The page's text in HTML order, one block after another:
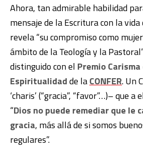
Ahora, tan admirable habilidad
mensaje de la Escritura con la
revela “su compromiso como
ámbito de la Teología y la
distinguido con el Premio
Espiritualidadde laCONFER. Un
‘charis’ (“gracia”, “favor”…)– que
“Dios no puede remediar que le
gracia, más allá de si somos
regulares”.